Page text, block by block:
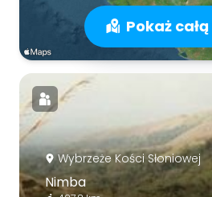
Pokaż
Wybrzeże Kości Słoniowej
Nimba